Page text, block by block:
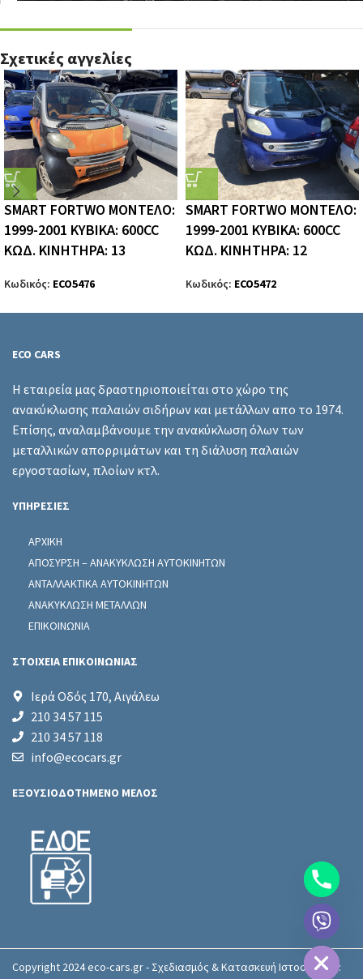
Σχετικές αγγελίες
SMART FORTWO ΜΟΝΤΕΛΟ:
1999-2001 ΚΥΒIΚΑ: 600CC
ΚΩΔ. ΚΙΝΗΤΗΡΑ: 13
Κωδικός: ECO5476
SMART FORTWO ΜΟΝΤΕΛΟ:
1999-2001 ΚΥΒIΚΑ: 600CC
ΚΩΔ. ΚΙΝΗΤΗΡΑ: 12
Κωδικός: ECO5472
ECO CARS
Η εταιρεία μας δραστηριοποιείται στο χώρο της
ανακύκλωσης παλαιών σιδήρων και μετάλλων απο το 1974.
Επίσης, αναλαμβάνουμε την ανακύκλωση όλων των
μεταλλικών απορριμάτων και τη διάλυση παλαιών
εργοστασίων, πλοίων κτλ.
ΥΠΗΡΕΣΙΕΣ
ΑΡΧΙΚΗ
ΑΠΟΣΥΡΣΗ – ΑΝΑΚΥΚΛΩΣΗ ΑΥΤΟΚΙΝΗΤΩΝ
ΑΝΤΑΛΛΑΚΤΙΚΑ ΑΥΤΟΚΙΝΗΤΩΝ
ΑΝΑΚΥΚΛΩΣΗ ΜΕΤΑΛΛΩΝ
ΕΠΙΚΟΙΝΩΝΙΑ
ΣΤΟΙΧΕΙΑ ΕΠΙΚΟΙΝΩΝΙΑΣ
Ιερά Οδός 170, Αιγάλεω
210 34 57 115
210 34 57 118
info@ecocars.gr
ΕΞΟΥΣΙΟΔΟΤΗΜΕΝΟ ΜΕΛΟΣ
Copyright 2024 eco-cars.gr - Σχεδιασμός & Κατασκευή Ιστοσελίδας:
Hide
chaty